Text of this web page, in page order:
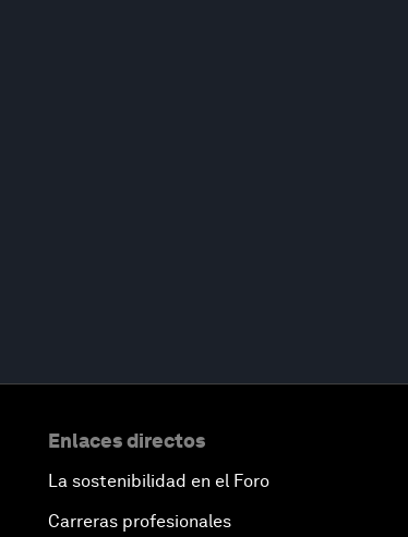
Enlaces directos
La sostenibilidad en el Foro
Carreras profesionales